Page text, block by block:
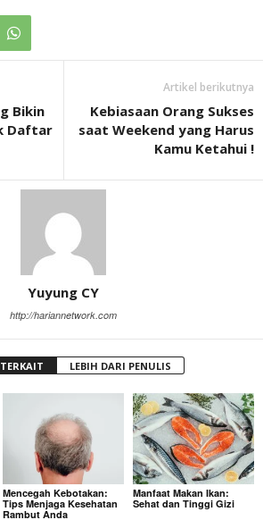
Bikin
Daftar
Artikel berikutnya
Kebiasaan Orang Sukses
saat Weekend yang Harus
Kamu Ketahui !
Yuyung CY
http://hariannetwork.com
LEBIH DARI PENULIS
Mencegah Kebotakan:
Tips Menjaga Kesehatan
Rambut Anda
Manfaat Makan Ikan:
Sehat dan Tinggi Gizi